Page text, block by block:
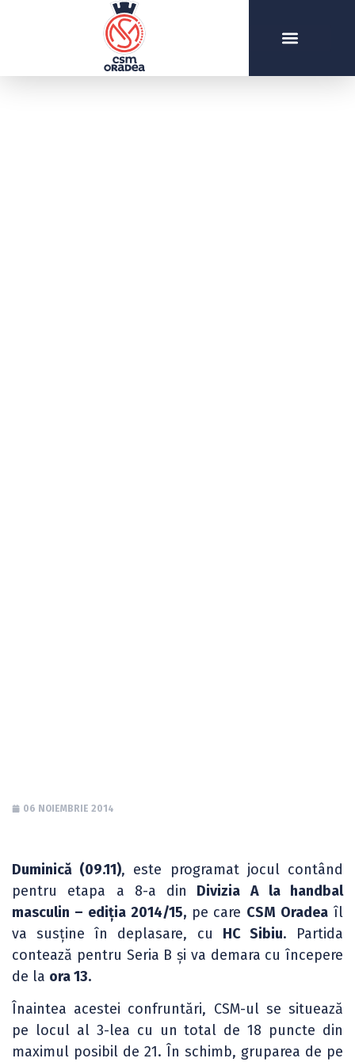
06 NOIEMBRIE 2014
Duminică (09.11), este programat jocul contând
pentru etapa a 8-a din Divizia A la handbal
masculin – ediția 2014/15,pe care CSM Oradea îl
va susține în deplasare, cu HC Sibiu. Partida
contează pentru Seria B și va demara cu începere
de la ora 13.
Înaintea acestei confruntări, CSM-ul se situează
pe locul al 3-lea cu un total de 18 puncte din
maximul posibil de 21. În schimb, gruparea de pe